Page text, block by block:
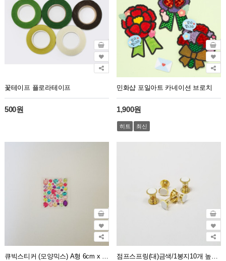
꽃테이프 플로라테이프
500원
민화샵 포일아트 카네이션 브로치
1,900원
히트 최신
큐빅스티커 (모양믹스) A형 6cm x 7.5cm 점프스프링(대)금색/1봉지10개 높이3.5cm 원2.5cm